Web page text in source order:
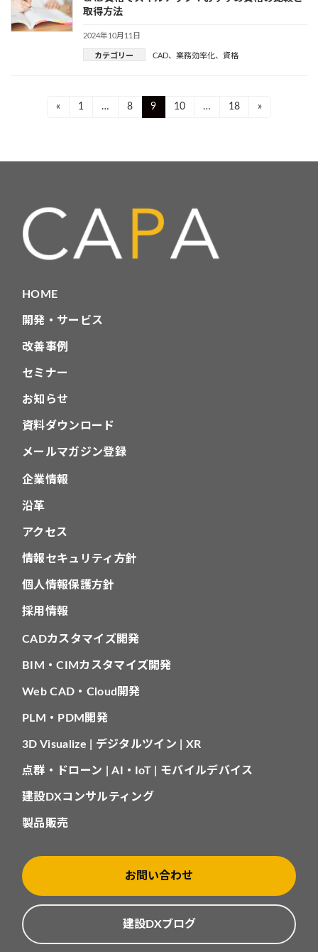
取得方法
2024年10月11日
カテゴリー CAD、 業務効率化、 資格
ー
シ
ン
« Page
1 … Page
8 Page
9 Page
10 … Page
18 »
HOME
開発・サービス
改善事例
セミナー
お知らせ
資料ダウンロード
メールマガジン登録
企業情報
沿革
アクセス
情報セキュリティ方針
個人情報保護方針
採用情報
CADカスタマイズ開発
BIM・CIMカスタマイズ開発
Web CAD・Cloud開発
PLM・PDM開発
3D Visualize | デジタルツイン | XR
点群・ドローン | AI・IoT | モバイルデバイス
建設DXコンサルティング
製品販売
お問い合わせ
建設DXブログ